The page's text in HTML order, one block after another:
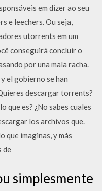
em dizer ao seu
e leechers. Ou seja,
utorrents em um
conseguirá concluir o
por una mala racha.
el gobierno se han
descargar torrents?
que es? ¿No sabes cuales
los archivos que.
que imaginas, y más
de
simplesmente